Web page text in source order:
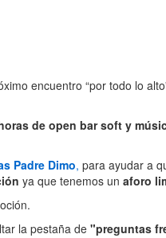
encuentro “por todo lo
de open bar soft y
Padre Dimo, para ayudar a
ya que tenemos un aforo
la pestaña de "preguntas